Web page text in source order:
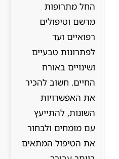
החל מתרופות
מרשם וטיפולים
רפואיים ועד
לפתרונות טבעיים
ושינויים באורח
החיים. חשוב להכיר
את האפשרויות
השונות, להתייעץ
עם מומחים ולבחור
את הטיפול המתאים